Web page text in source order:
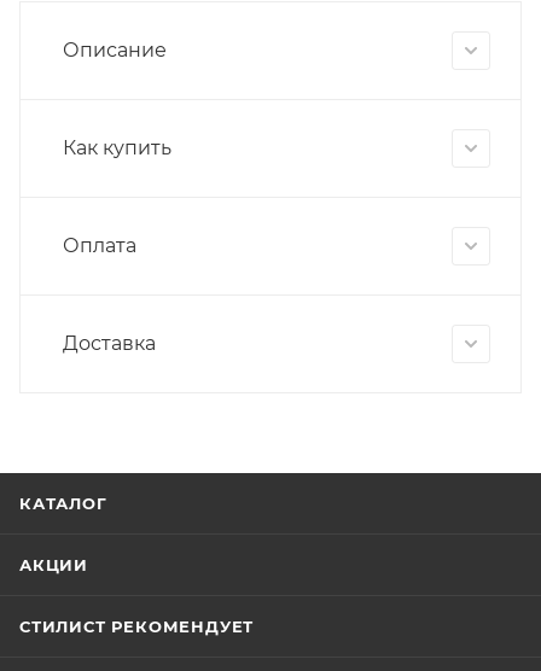
Описание
Как купить
Оплата
Доставка
КАТАЛОГ
АКЦИИ
СТИЛИСТ РЕКОМЕНДУЕТ